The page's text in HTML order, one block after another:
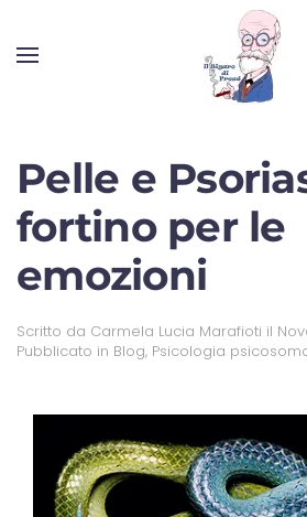
Pelle e
fortino per le
emozioni
Scritto da Carmela Lucia Marafioti il
Pubblicato in Blog, Psicologia